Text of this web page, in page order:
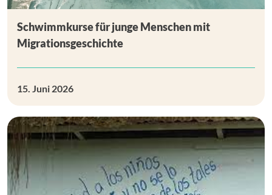
Schwimmkurse für junge Menschen mit
Migrationsgeschichte
15. Juni 2026